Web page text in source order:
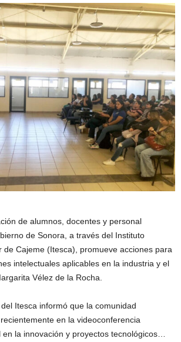
de alumnos, docentes y personal
de Sonora, a través del Instituto
de Cajeme (Itesca), promueve acciones para
intelectuales aplicables en la industria y el
Vélez de la Rocha.
Itesca informó que la comunidad
en la videoconferencia
en la innovación y proyectos tecnológicos…